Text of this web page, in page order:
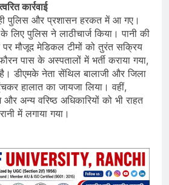
कार्रवाई
पुलिस और प्रशासन हरकत में आ गए।
लिए पुलिस ने लाठीचार्ज किया। पानी की
मौजूद मेडिकल टीमों को तुरंत सक्रिय
पास के अस्पतालों में भर्ती कराया गया,
डीएमके नेता सेंथिल बालाजी और जिला
हालात का जायजा लिया। वहीं,
अन्य वरिष्ठ अधिकारियों को भी राहत
में लगाया गया।